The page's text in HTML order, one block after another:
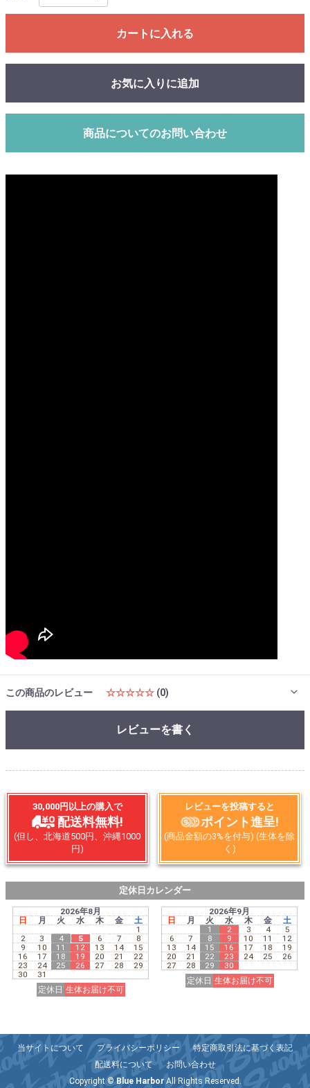
カートに入れる
お気に入りに追加
商品についてのお問い合わせ
この商品のレビュー ☆☆☆☆☆ (0)
レビューを書く
30,000円以上の購入で
配送料無料!
(但し、北海道500円、沖縄1000
円)
レビューを投稿すると
ポイント進呈!
(商品金額の3%を付与) (生体を除
く)
定休日カレンダー
2026年8月
日
月 火 水 木 金
土
1
2
3 4 5 6 7
8
9
10 11 12 13 14
15
16
17 18 19 20 21
22
23
24 25 26 27 28
29
30
31
定休日 生体お届け不可
2026年9月
日
月 火 水 木 金
土
1
2 3 4
5
6
7 8 9 10 11
12
13
14 15 16 17 18
19
20
21 22 23 24 25
26
27
28 29
30
定休日 生体お届け不可
当サイトについて プライバシーポリシー
特定商取引法に基づく表記
配送料について
お問い合わせ
Copyright © Blue HarborAll Rights Reserved.